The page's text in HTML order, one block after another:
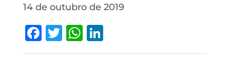
14 de outubro de 2019
Facebook
Twitter
WhatsApp
LinkedIn